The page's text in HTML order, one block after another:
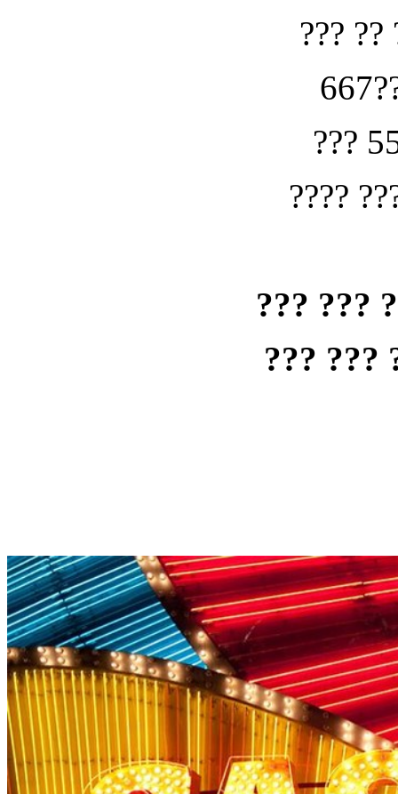
??? ??
???
????
??? ???
??? ???